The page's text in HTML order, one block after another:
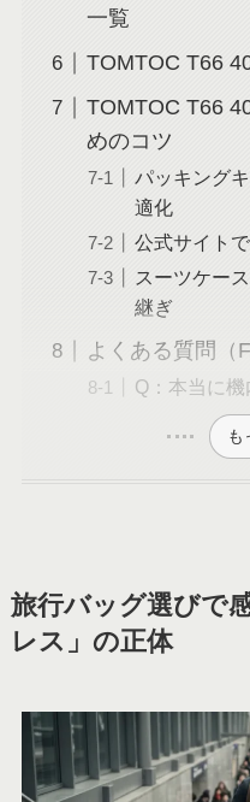
一覧
TOMTOC T66
TOMTOC T66
めのコツ
パッキング
適化
公式サイト
スーツケー
継ぎ
よくある質問（
Q：本当に
も
旅行バッグ選びで
レス」の正体